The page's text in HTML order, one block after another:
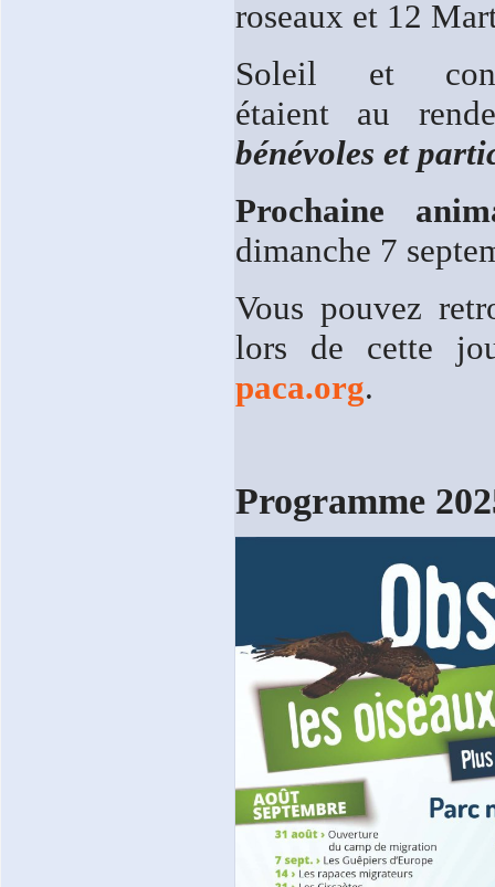
roseaux et 12
Soleil et
étaient au
bénévoles et
Prochaine
dimanche 7
Vous pouvez
lors de cette
paca.org.
Programme